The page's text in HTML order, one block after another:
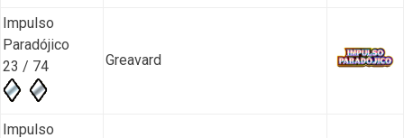
Impulso
Paradójico
23 / 74
Greavard
Impulso